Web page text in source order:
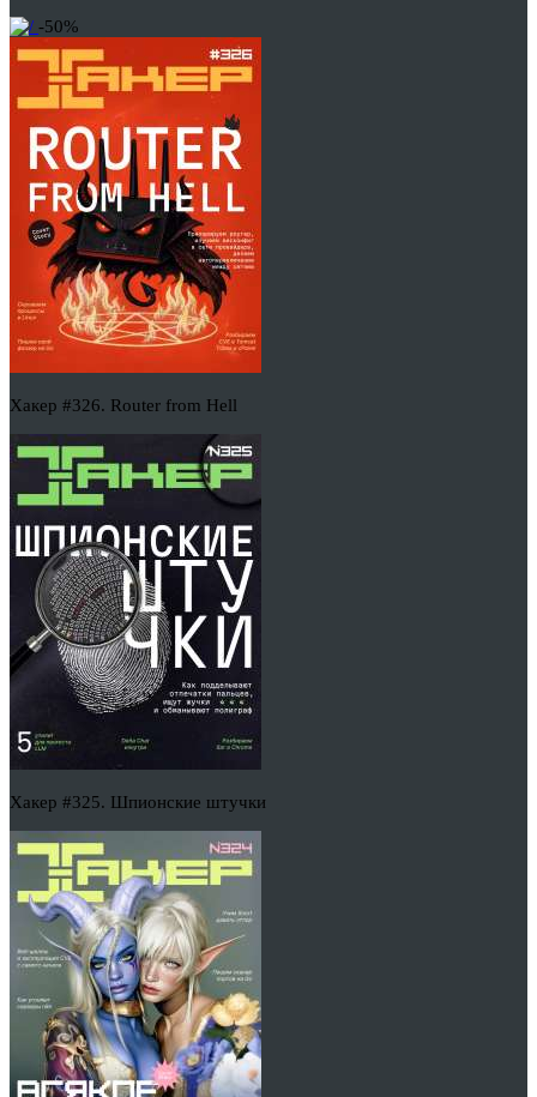
-50%
Хакер #326. Router from Hell
Хакер #325. Шпионские штучки